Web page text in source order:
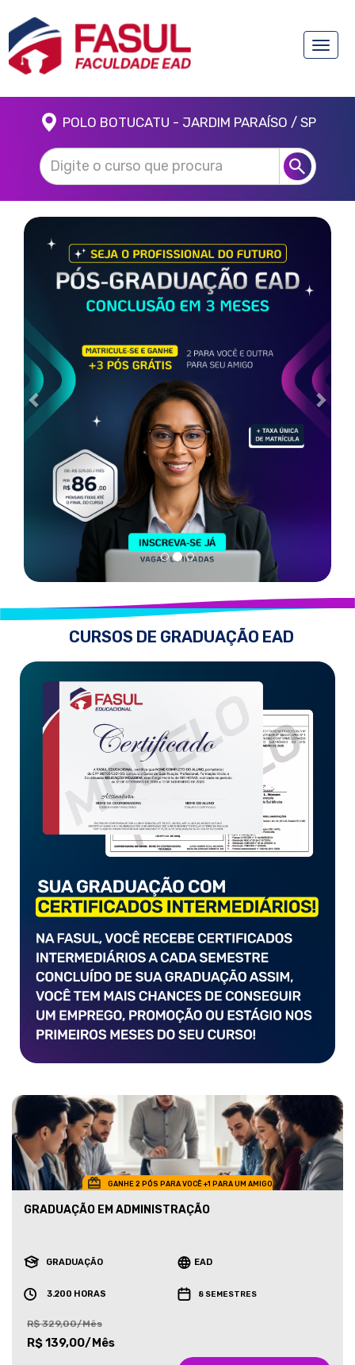
Toggle
POLO BOTUCATU - JARDIM PARAÍSO / SP
CURSOS DE GRADUAÇÃO EAD
GANHE 2 PÓS PARA VOCÊ +1 PARA UM AMIGO
GRADUAÇÃO EM ADMINISTRAÇÃO
GRADUAÇÃO EAD
3.200 HORAS 8 SEMESTRES
R$ 329,00/Mês
R$ 139,00/Mês